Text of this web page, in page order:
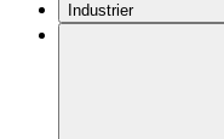
Industrier